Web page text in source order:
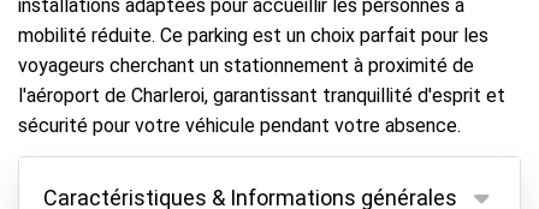
installations adaptées pour accueillir les personnes à
mobilité réduite. Ce parking est un choix parfait pour les
voyageurs cherchant un stationnement à proximité de
l'aéroport de Charleroi, garantissant tranquillité d'esprit et
sécurité pour votre véhicule pendant votre absence.
Caractéristiques & Informations générales